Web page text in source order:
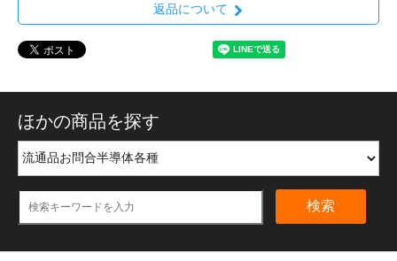
返品について
ほかの商品を探す
検索